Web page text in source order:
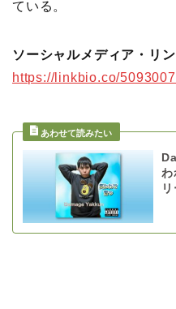
ている。
ソーシャルメディア・リ
https://linkbio.co/